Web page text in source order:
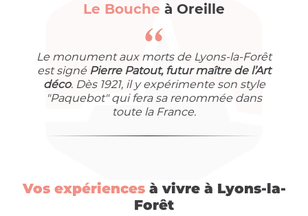
Le Bouche à Oreille
Le monument aux morts de Lyons-la-Forêt
est signé Pierre Patout, futur maître de l’Art
déco. Dès 1921, il y expérimente son style
"Paquebot" qui fera sa renommée dans
toute la France.
Vos expériencesà vivre à Lyons-la-
Forêt